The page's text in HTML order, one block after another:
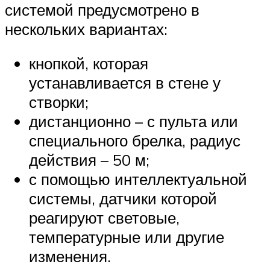
системой предусмотрено в
нескольких вариантах:
кнопкой, которая
устанавливается в стене у
створки;
дистанционно – с пульта или
специального брелка, радиус
действия – 50 м;
с помощью интеллектуальной
системы, датчики которой
реагируют световые,
температурные или другие
изменения.